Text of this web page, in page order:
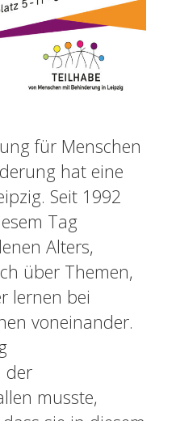
für Menschen
hat eine
Seit 1992
Tag
Alters,
über Themen,
lernen bei
voneinander.
der
musste,